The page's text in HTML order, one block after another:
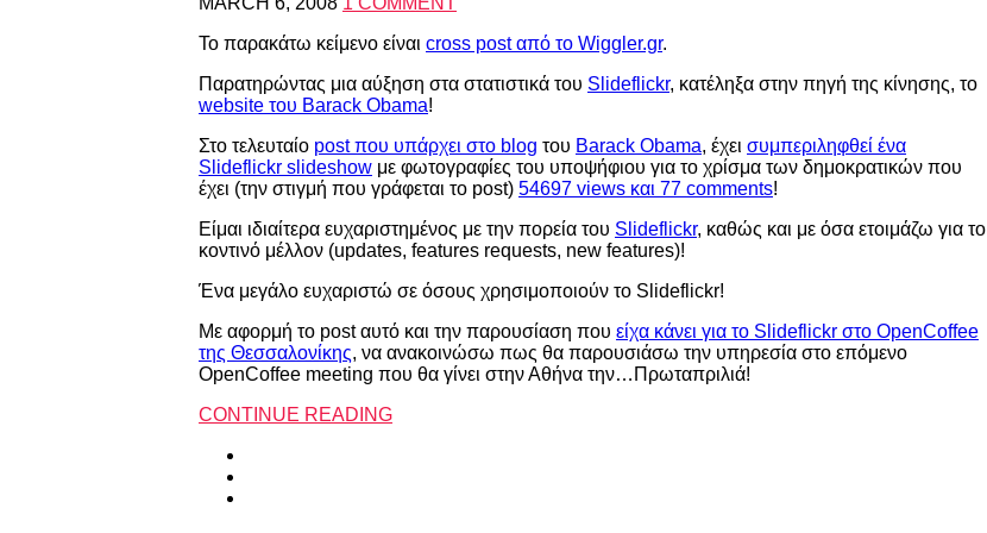
Το παρακάτω κείμενο είναι cross post από το Wiggler.gr.
Παρατηρώντας μια αύξηση στα στατιστικά του Slideflickr, κατέληξα στην πηγή της κίνησης, το
website του Barack Obama!
Στο τελευταίο post που υπάρχει στο blog του Barack Obama, έχει συμπεριληφθεί ένα
Slideflickr slideshow με φωτογραφίες του υποψήφιου για το χρίσμα των δημοκρατικών που
έχει (την στιγμή που γράφεται το post) 54697 views και 77 comments!
Είμαι ιδιαίτερα ευχαριστημένος με την πορεία του Slideflickr, καθώς και με όσα ετοιμάζω για το
κοντινό μέλλον (updates, features requests, new features)!
Ένα μεγάλο ευχαριστώ σε όσους χρησιμοποιούν το Slideflickr!
Με αφορμή το post αυτό και την παρουσίαση που είχα κάνει για το Slideflickr στο OpenCoffee
της Θεσσαλονίκης, να ανακοινώσω πως θα παρουσιάσω την υπηρεσία στο επόμενο
OpenCoffee meeting που θα γίνει στην Αθήνα την…Πρωταπριλιά!
CONTINUE READING